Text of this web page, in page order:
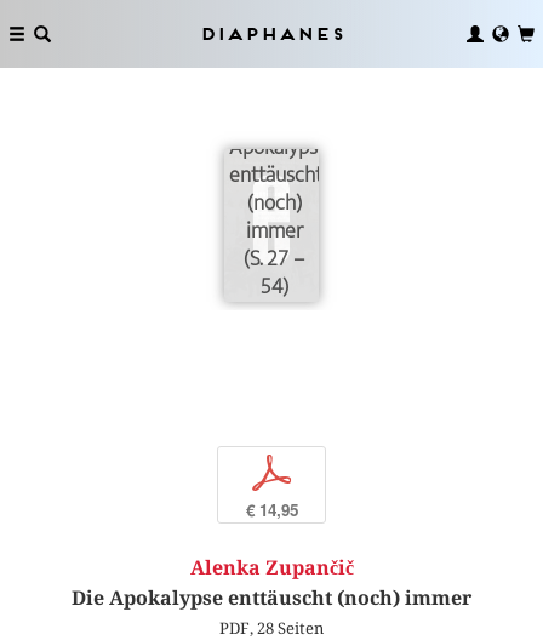
Diaphanes
Apokalypse
enttäuscht
(noch)
immer
(S. 27 –
54)
p
€ 14,95
Alenka Zupančič
Die Apokalypse enttäuscht (noch) immer
PDF, 28 Seiten